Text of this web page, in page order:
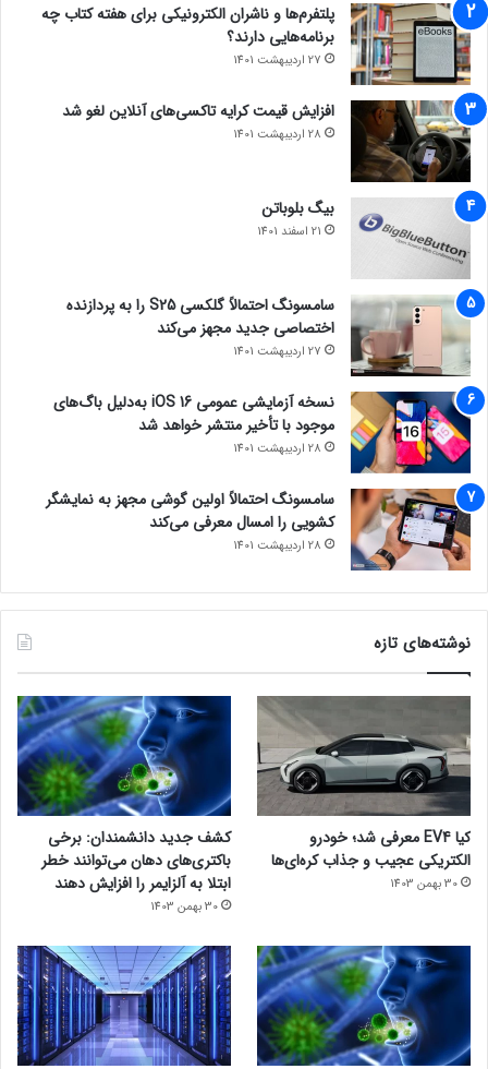
پلتفرم‌ها و ناشران الکترونیکی برای هفته کتاب چه
برنامه‌هایی دارند؟
27 اردیبهشت 1401
افزایش قیمت کرایه تاکسی‌های آنلاین لغو شد
28 اردیبهشت 1401
بیگ بلوباتن
21 اسفند 1401
سامسونگ احتمالاً گلکسی S25 را به پردازنده
اختصاصی جدید مجهز می‌کند
27 اردیبهشت 1401
نسخه آزمایشی عمومی iOS 16 به‌دلیل باگ‌های
موجود با تأخیر منتشر خواهد شد
28 اردیبهشت 1401
سامسونگ احتمالاً اولین گوشی مجهز به نمایشگر
کشویی را امسال معرفی می‌کند
28 اردیبهشت 1401
نوشته‌های تازه
کیا EV4 معرفی شد؛ خودرو
الکتریکی عجیب و جذاب کره‌ای‌ها
30 بهمن 1403
کشف جدید دانشمندان: برخی
باکتری‌های دهان می‌توانند خطر
ابتلا به آلزایمر را افزایش دهند
30 بهمن 1403